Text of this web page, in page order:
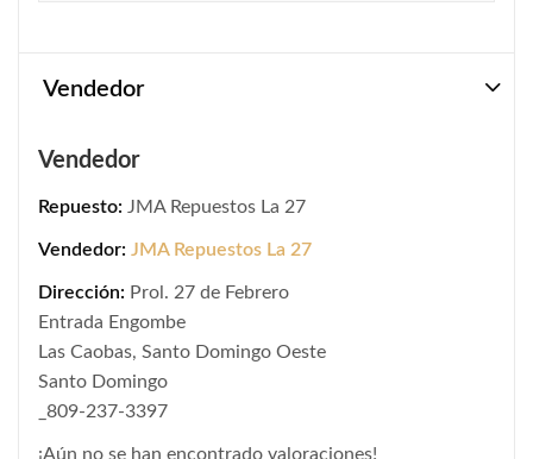
Vendedor
Vendedor
Repuesto: JMA Repuestos La 27
Vendedor: JMA Repuestos La 27
Dirección: Prol. 27 de Febrero
Entrada Engombe
Las Caobas, Santo Domingo Oeste
Santo Domingo
_809-237-3397
¡Aún no se han encontrado valoraciones!